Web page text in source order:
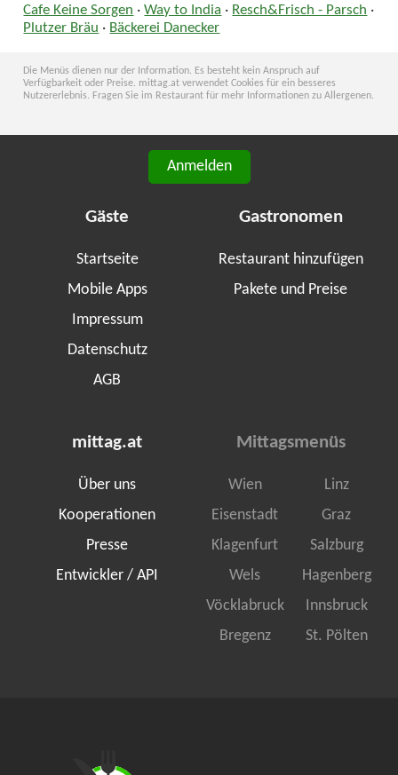
Cafe Keine Sorgen ·Way to India · Resch&Frisch - Parsch ·
Plutzer Bräu · Bäckerei Danecker
Die Menüs dienen nur der Information. Es besteht kein Anspruch auf
Verfügbarkeit oder Preise. mittag.at verwendet Cookies für ein besseres
Nutzererlebnis. Fragen Sie im Restaurant für mehr Informationen zu Allergenen.
Anmelden
Gäste
Startseite
Mobile Apps
Impressum
Datenschutz
AGB
Gastronomen
Restaurant hinzufügen
Pakete und Preise
mittag.at
Über uns
Kooperationen
Presse
Entwickler / API
Mittagsmenüs
Wien
Linz
Eisenstadt
Graz
Klagenfurt
Salzburg
Wels
Hagenberg
Vöcklabruck
Innsbruck
Bregenz
St. Pölten